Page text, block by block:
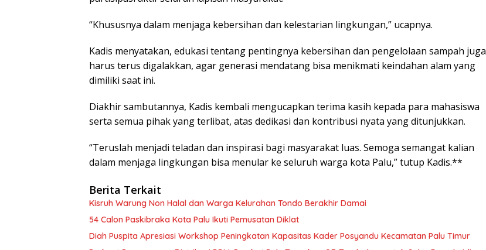
“Khususnya dalam menjaga kebersihan dan kelestarian lingkungan,” ucapnya.
Kadis menyatakan, edukasi tentang pentingnya kebersihan dan pengelolaan sampah juga
harus terus digalakkan, agar generasi mendatang bisa menikmati keindahan alam yang
dimiliki saat ini.
Diakhir sambutannya, Kadis kembali mengucapkan terima kasih kepada para mahasiswa
serta semua pihak yang terlibat, atas dedikasi dan kontribusi nyata yang ditunjukkan.
“Teruslah menjadi teladan dan inspirasi bagi masyarakat luas. Semoga semangat kalian
dalam menjaga lingkungan bisa menular ke seluruh warga kota Palu,” tutup Kadis.**
Berita Terkait
Kisruh Warung Non Halal dan Warga Kelurahan Tondo Berakhir Damai
54 Calon Paskibraka Kota Palu Ikuti Pemusatan Diklat
Diah Puspita Apresiasi Workshop Peningkatan Kapasitas Kader Posyandu Kecamatan Palu Timur